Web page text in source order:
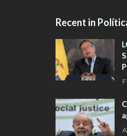
Recent in